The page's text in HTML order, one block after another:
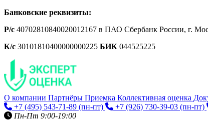
Банковские реквизиты:
Р/с 40702810840020012167 в ПАО Сбербанк России, г.
К/с 30101810400000000225 БИК 044525225
О компании Партнёры Приемка Коллективная оценка
+7 (495) 543-71-89 (пн-пт) +7 (926) 730-39-03 (пн-пт)
Пн-Пт 9:00-19:00